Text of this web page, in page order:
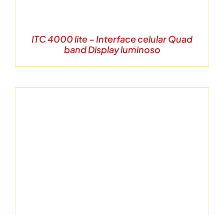
ITC 4000 lite – Interface celular Quad
band Display luminoso